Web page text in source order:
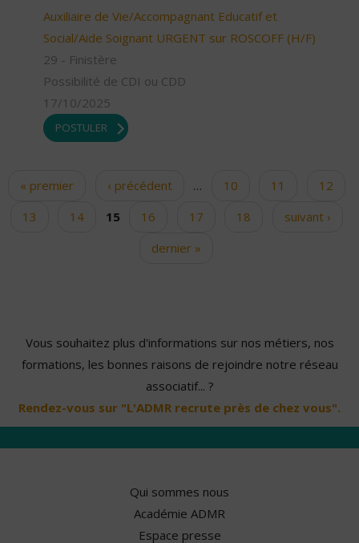
Auxiliaire de Vie/Accompagnant Educatif et
Social/Aide Soignant URGENT sur ROSCOFF (H/F)
29 - Finistère
Possibilité de CDI ou CDD
17/10/2025
POSTULER
Pages
« premier ‹ précédent … 10 11
12
13
14 15 16 17 18
suivant ›
dernier »
Vous souhaitez plus d'informations sur nos métiers, nos
formations, les bonnes raisons de rejoindre notre réseau
associatif... ?
Rendez-vous sur "L'ADMR recrute près de chez vous".
Qui sommes nous
Académie ADMR
Espace presse